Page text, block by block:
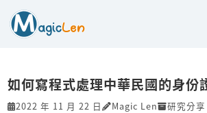
如何寫程式處理中華民國的身份
2022 年 11 月 22 日 Magic Len 研究分享